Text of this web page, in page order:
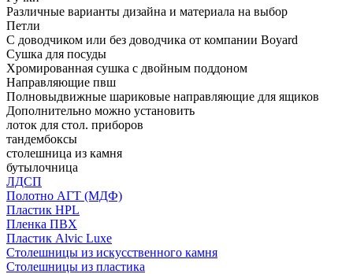
Различные варианты дизайна и материала на выбор
Петли
С доводчиком или без доводчика от компании Boyard
Сушка для посуды
Хромированная сушка с двойным поддоном
Направляющие пвш
Полновыдвижные шариковые направляющие для ящиков
Дополнительно можно установить
лоток для стол. приборов
тандембоксы
столешница из камня
бутылочница
ЛДСП
Полотно АГТ (МДФ)
Пластик HPL
Пленка ПВХ
Пластик Alvic Luxe
Столешницы из искусственного камня
Столешницы из пластика